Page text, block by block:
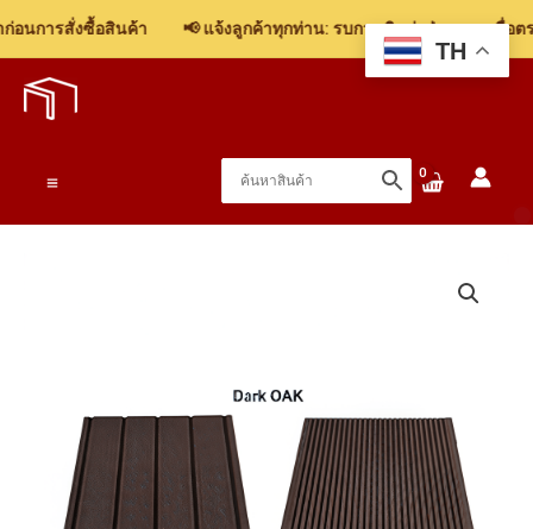
อนการสั่งซื้อสินค้า 📢 แจ้งลูกค้าทุกท่าน: รบกวนติดต่อฝ่ายขาย เพื่อ
TH
ภายนอก
โอ๊
15x25x3000mm